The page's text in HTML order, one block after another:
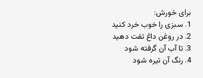
برای خورش:
1. سبزی را خوب خرد کنید
2. در روغن داغ تفت دهید
3. تا آب آن گرفته شود
4. رنگ آن تیره شود